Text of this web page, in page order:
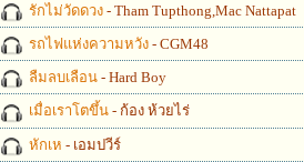
รักไม่วัดดวง - Tham Tupthong,Mac Nattapat
รถไฟแห่งความหวัง - CGM48
ลืมลบเลือน - Hard Boy
เมื่อเราโตขึ้น - ก้อง ห้วยไร่
หักเห - เอมปวีร์